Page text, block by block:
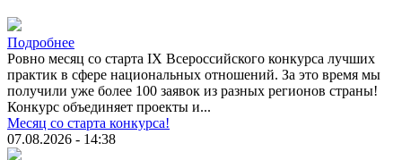
Подробнее
Ровно месяц со старта IX Всероссийского конкурса лучших
практик в сфере национальных отношений. За это время мы
получили уже более 100 заявок из разных регионов страны!
Конкурс объединяет проекты и...
Месяц со старта конкурса!
07.08.2026 - 14:38